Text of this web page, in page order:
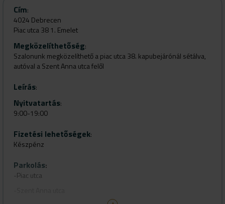
Cím:
4024 Debrecen
Piac utca 38 1. Emelet
Megközelíthetőség:
Szalonunk megközelíthető a piac utca 38. kapubejárónál sétálva,
autóval a Szent Anna utca felől
Leírás:
Nyitvatartás:
9:00-19:00
Fizetési lehetőségek:
Készpénz
Parkolás:
-Piac utca